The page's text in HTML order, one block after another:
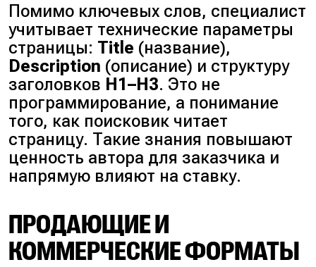
Помимо ключевых слов, специалист
учитывает технические параметры
страницы: Title (название),
Description (описание) и структуру
заголовков H1–H3. Это не
программирование, а понимание
того, как поисковик читает
страницу. Такие знания повышают
ценность автора для заказчика и
напрямую влияют на ставку.
ПРОДАЮЩИЕ И
КОММЕРЧЕСКИЕ ФОРМАТЫ